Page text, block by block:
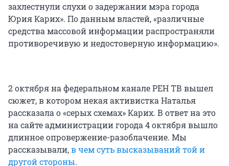
захлестнули слухи о задержании мэра города
Юрия Карих». По данным властей, «различные
средства массовой информации распространяли
противоречивую и недостоверную информацию».
2 октября на федеральном канале РЕН ТВ вышел
сюжет, в котором некая активистка Наталья
рассказала о «серых схемах» Карих. В ответ на это
на сайте администрации города 4 октября вышло
длинное опровержение-разоблачение. Мы
рассказывали,в чем суть высказываний той и
другой стороны.